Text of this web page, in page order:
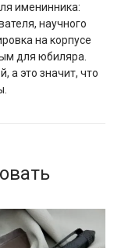
именинника:
научного
на корпусе
для юбиляра.
а это значит, что